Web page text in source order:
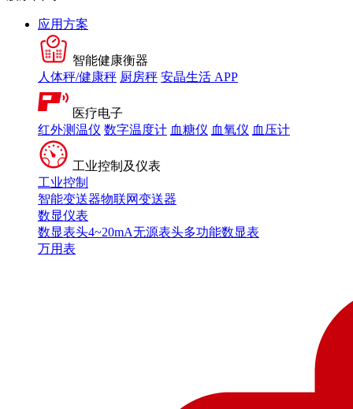
应用方案
智能健康衡器
人体秤/健康秤 厨房秤 安晶生活 APP
医疗电子
红外测温仪 数字温度计 血糖仪 血氧仪 血压计
工业控制及仪表
工业控制
智能变送器物联网变送器
数显仪表
数显表头4~20mA无源表头多功能数显表
万用表